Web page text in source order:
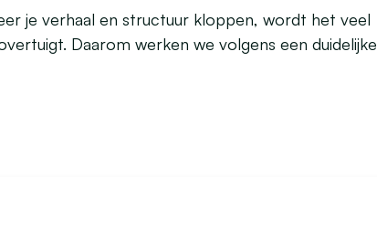
je verhaal en structuur kloppen, wordt het veel
Daarom werken we volgens een duidelijke